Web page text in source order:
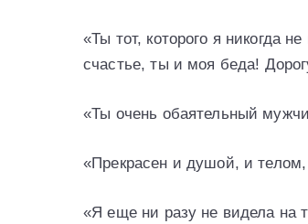
«Ты тот, которого я никогда
счастье, ты и моя беда!
«Ты очень обаятельный
«Прекрасен и душой, и
«Я еще ни разу не видела на